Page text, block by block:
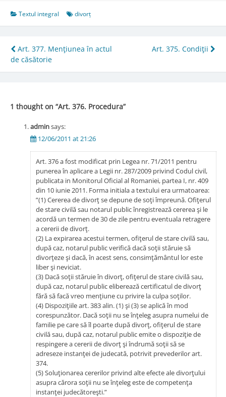
Textul integral divorț
Post
navigation
Art. 377. Menţiunea în actul
de căsătorie
Art. 375. Condiţii
1 thought on “Art. 376. Procedura”
adminsays:
12/06/2011 at 21:26
Art. 376 a fost modificat prin Legea nr. 71/2011 pentru
punerea în aplicare a Legii nr. 287/2009 privind Codul civil,
publicata in Monitorul Oficial al Romaniei, partea I, nr. 409
din 10 iunie 2011. Forma initiala a textului era urmatoarea:
”(1) Cererea de divorţ se depune de soţi împreună. Ofiţerul
de stare civilă sau notarul public înregistrează cererea şi le
acordă un termen de 30 de zile pentru eventuala retragere
a cererii de divorţ.
(2) La expirarea acestui termen, ofiţerul de stare civilă sau,
după caz, notarul public verifică dacă soţii stăruie să
divorţeze şi dacă, în acest sens, consimţământul lor este
liber şi neviciat.
(3) Dacă soţii stăruie în divorţ, ofiţerul de stare civilă sau,
după caz, notarul public eliberează certificatul de divorţ
fără să facă vreo menţiune cu privire la culpa soţilor.
(4) Dispoziţiile art. 383 alin. (1) şi (3) se aplică în mod
corespunzător. Dacă soţii nu se înţeleg asupra numelui de
familie pe care să îl poarte după divorţ, ofiţerul de stare
civilă sau, după caz, notarul public emite o dispoziţie de
respingere a cererii de divorţ şi îndrumă soţii să se
adreseze instanţei de judecată, potrivit prevederilor art.
374.
(5) Soluţionarea cererilor privind alte efecte ale divorţului
asupra cărora soţii nu se înţeleg este de competenţa
instanţei judecătoreşti.”